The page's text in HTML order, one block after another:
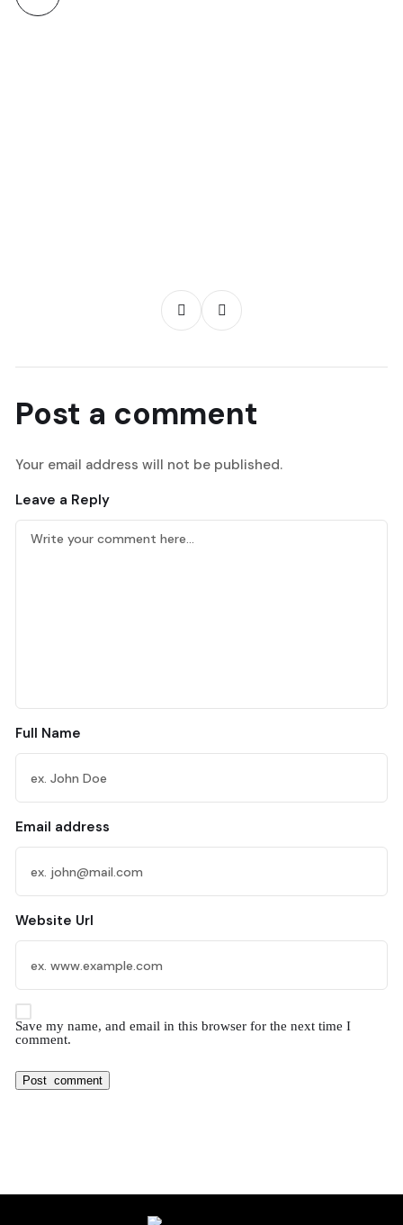
Post a comment
Your email address will not be published.
Leave a Reply
Full Name
Email address
Website Url
Save my name, and email in this browser for the next time I
comment.